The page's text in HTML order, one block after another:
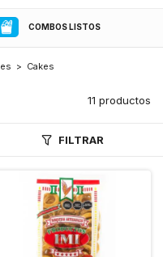
COMBOS LISTOS
> Cakes
11 productos
FILTRAR